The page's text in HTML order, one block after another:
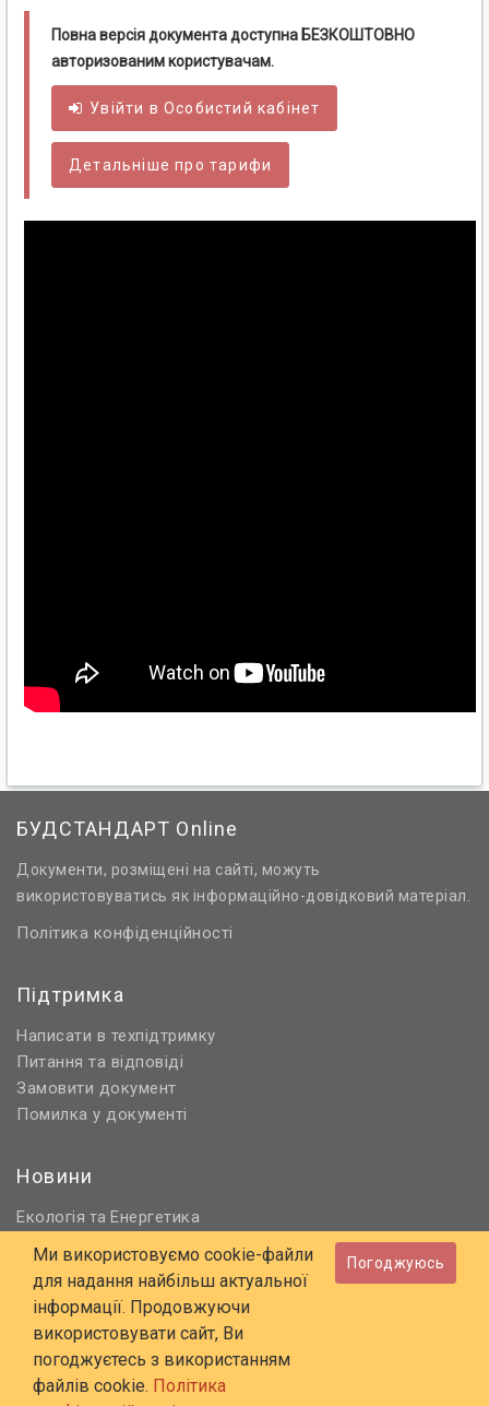
Повна версія документа доступна БЕЗКОШТОВНО
авторизованим користувачам.
Увійти вОсобистий кабінет
Детальніше про тарифи
БУДСТАНДАРТ Online
Документи, розміщені на сайті, можуть
використовуватись як інформаційно-довідковий матеріал.
Політика конфіденційності
Підтримка
Написати в техпідтримку
Питання та відповіді
Замовити документ
Помилка у документі
Новини
Екологія та Енергетика
Нормативне регулювання
Будівництво та проєктування
Охорона праці та ПБ
© 2006 - 2026 Всі права захищені
E-mail: online@budstandart.com
Ми використовуємо cookie-файли
для надання найбільш актуальної
інформації. Продовжуючи
використовувати сайт, Ви
погоджуєтесь з використанням
файлів cookie. Політика
Погоджуюсь